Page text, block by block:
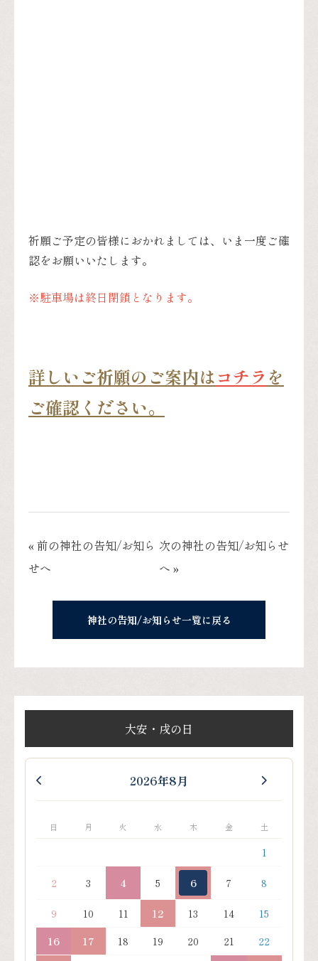
祈願ご予定の皆様におかれましては、いま一度ご確
認をお願いいたします。
※駐車場は終日閉鎖となります。
詳しいご祈願のご案内はコチラ を
ご確認ください。
« 前の神社の告知/お知ら
せへ
次の神社の告知/お知らせ
へ »
神社の告知/お知らせ一覧に戻る
大安・戌の日
2026年8月
日 月 火 水 木 金 土
1
2 3 4 5 6 7 8
9 10 11 12 13 14
15
16
17 18 19 20 21
22